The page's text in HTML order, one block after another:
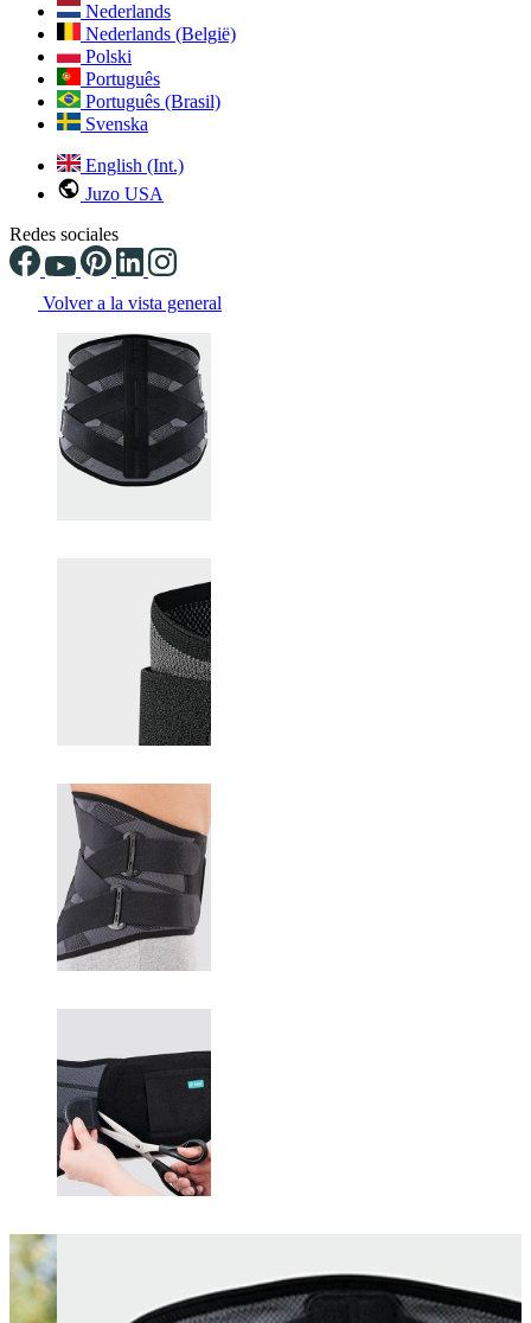
Nederlands
Nederlands (België)
Polski
Português
Português (Brasil)
Svenska
English (Int.)
Juzo USA
Redes sociales
Volver a la vista general